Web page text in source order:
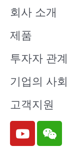
회사 소개
제품
투자자 관계
기업의 사
고객지원
Y
o
W
e